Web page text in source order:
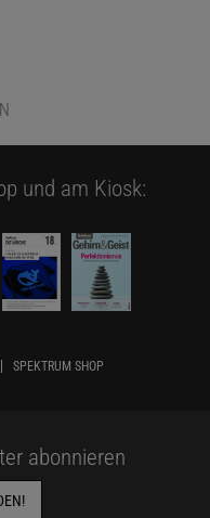
und am Kiosk:
SPEKTRUM SHOP
abonnieren